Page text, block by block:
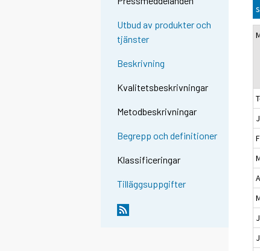
Utbud av produkter och
tjänster
Beskrivning
Kvalitetsbeskrivningar
Metodbeskrivningar
Begrepp och definitioner
Klassificeringar
Tilläggsuppgifter